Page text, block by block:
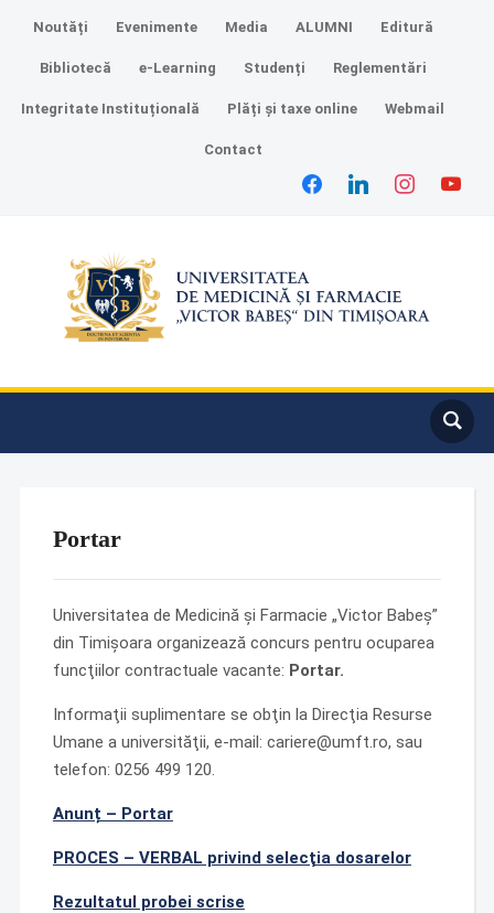
Noutăți Evenimente Media ALUMNI Editură
Bibliotecă e-Learning Studenți Reglementări
Integritate Instituțională Plăți și taxe online Webmail
Contact
facebooklinkedin instagramyoutube
Portar
Universitatea de Medicină şi Farmacie „Victor Babeş”
din Timişoara organizează concurs pentru ocuparea
funcţiilor contractuale vacante: Portar.
Informaţii suplimentare se obţin la Direcţia Resurse
Umane a universităţii, e-mail: cariere@umft.ro, sau
telefon: 0256 499 120.
Anunț – Portar
PROCES – VERBAL privind selecţia dosarelor
Rezultatul probei scrise